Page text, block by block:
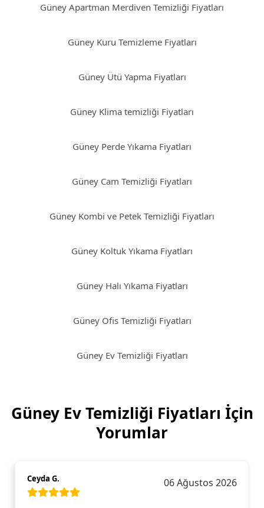
Güney Apartman Merdiven Temizliği Fiyatları
Güney Kuru Temizleme Fiyatları
Güney Ütü Yapma Fiyatları
Güney Klima temizliği Fiyatları
Güney Perde Yıkama Fiyatları
Güney Cam Temizliği Fiyatları
Güney Kombi ve Petek Temizliği Fiyatları
Güney Koltuk Yıkama Fiyatları
Güney Halı Yıkama Fiyatları
Güney Ofis Temizliği Fiyatları
Güney Ev Temizliği Fiyatları
Güney Ev Temizliği Fiyatları İçin
Yorumlar
Ceyda G. 06 Ağustos 2026